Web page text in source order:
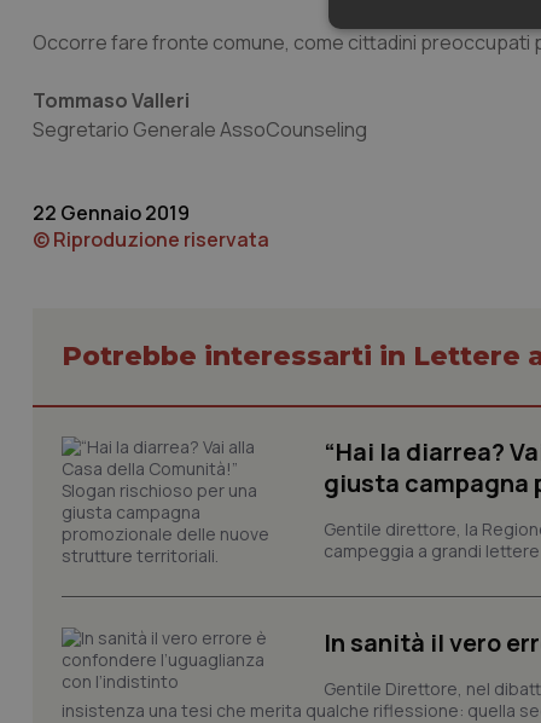
Occorre fare fronte comune, come cittadini preoccupati
Tommaso Valleri
Segretario Generale AssoCounseling
22 Gennaio 2019
© Riproduzione riservata
Potrebbe interessarti in Lettere
“Hai la diarrea?
giusta campagna
Gentile direttore, la
campeggia a grandi lettere
In sanità il vero
Gentile Direttore, nel
insistenza una tesi che merita qualche riflessione: quella
tracking-sites-
tracking-sites-
session-id
_ga